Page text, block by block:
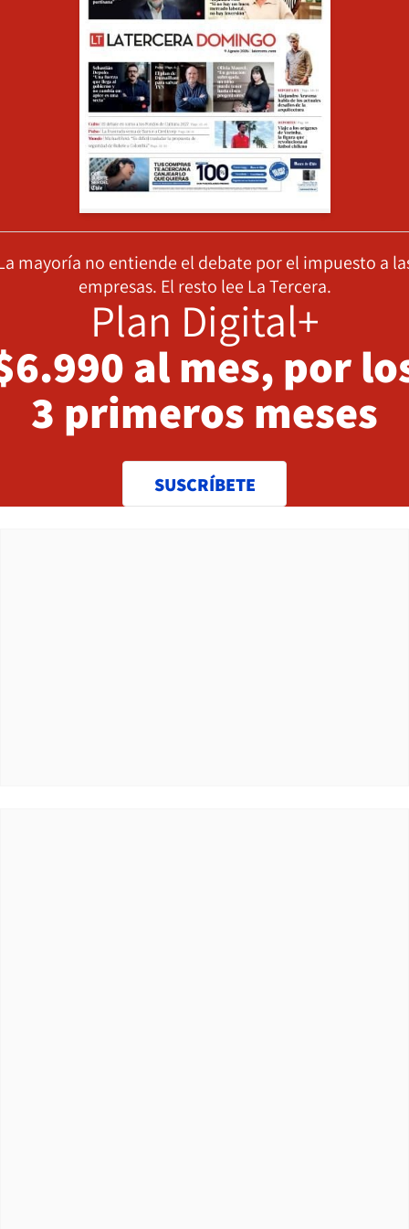
mayoría no entiende el debate por el impuesto a
empresas. El resto lee La Tercera.
Plan Digital+
al mes, por
3 primeros meses
SUSCRÍBETE